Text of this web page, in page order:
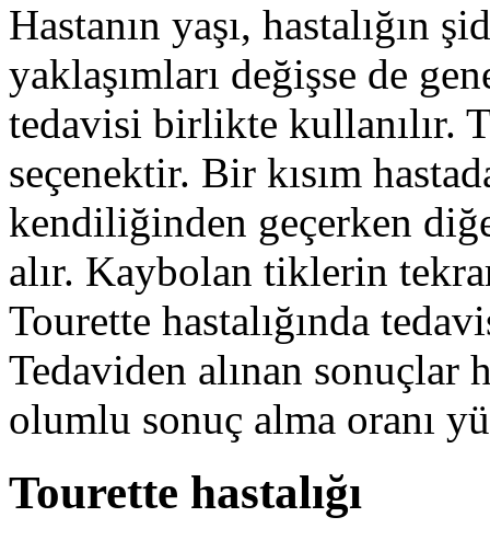
Hastanın yaşı, hastalığın
yaklaşımları değişse de
tedavisi birlikte kullanılır.
seçenektir. Bir kısım
kendiliğinden geçerken
alır. Kaybolan tiklerin
Tourette hastalığında
Tedaviden alınan sonuçlar
olumlu sonuç alma oranı
Tourette hastalığı